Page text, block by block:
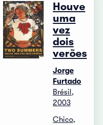
Houve
uma
vez
dois
verões
Jorge
Furtado
Brésil,
2003
Chico,